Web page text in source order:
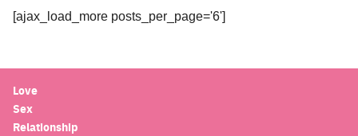
[ajax_load_more posts_per_page='6']
Love
Sex
Relationship